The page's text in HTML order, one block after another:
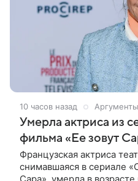
10 часов назад
Умерла актриса из
фильма «Ее зовут
Французская актриса
снимавшаяся в сериале